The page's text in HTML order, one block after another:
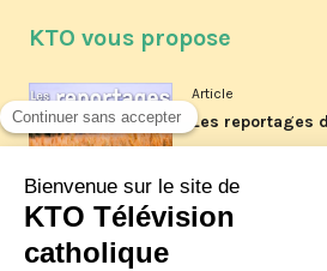
KTO vous propose
Article
Les reportages
Article
La visite
XIV à Assise à